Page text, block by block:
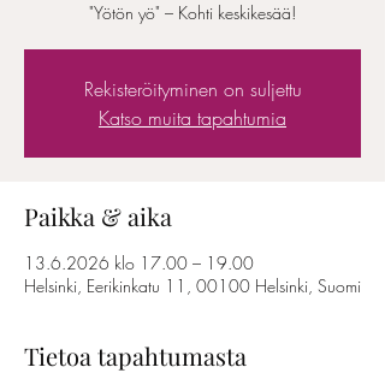
"Yötön yö" – Kohti keskikesää!
Rekisteröityminen on suljettu
Katso muita tapahtumia
Paikka & aika
13.6.2026 klo 17.00 – 19.00
Helsinki, Eerikinkatu 11, 00100 Helsinki, Suomi
Tietoa tapahtumasta